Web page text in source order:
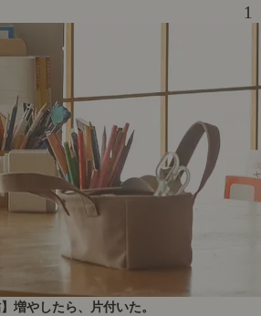
1
増やしたら、片付いた。